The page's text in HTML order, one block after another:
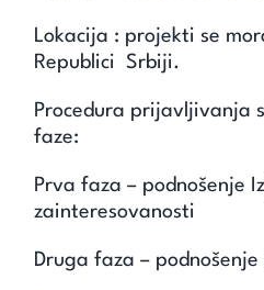
Lokacija : projekti se
Republici Srbiji.
Procedura prijavljivanja
faze:
Prva faza – podnošenje
zainteresovanosti
Druga faza –